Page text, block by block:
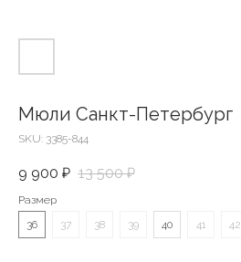
Мюли Санкт-Петербург
SKU: 3385-844
9 900 ₽ 13 500 ₽
Размер
36
37 38 39 40 41 42